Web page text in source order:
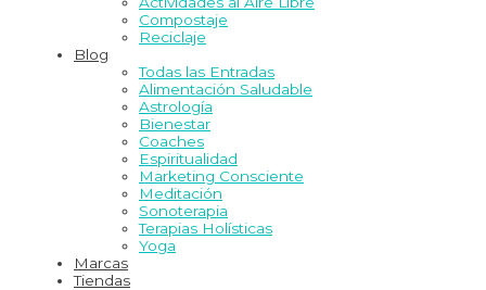
Compostaje
Reciclaje
Blog
Todas las Entradas
Alimentación Saludable
Astrología
Bienestar
Coaches
Espiritualidad
Marketing Consciente
Meditación
Sonoterapia
Terapias Holísticas
Yoga
Marcas
Tiendas